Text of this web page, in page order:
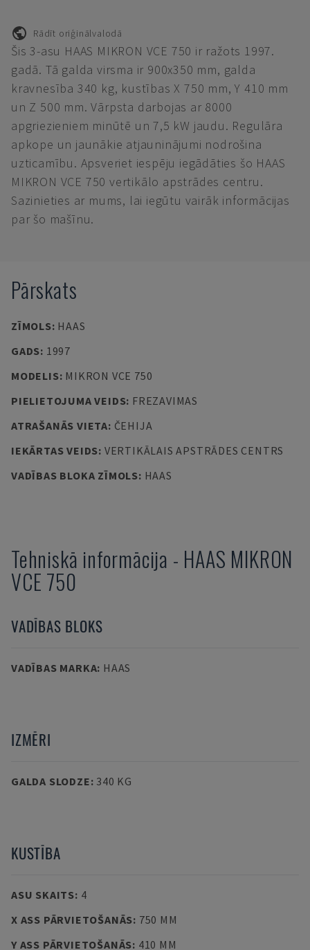
Rādīt oriģinālvalodā
Šis 3-asu HAAS MIKRON VCE 750 ir ražots 1997.
gadā. Tā galda virsma ir 900x350 mm, galda
kravnesība 340 kg, kustības X 750 mm, Y 410 mm
un Z 500 mm. Vārpsta darbojas ar 8000
apgriezieniem minūtē un 7,5 kW jaudu. Regulāra
apkope un jaunākie atjauninājumi nodrošina
uzticamību. Apsveriet iespēju iegādāties šo HAAS
MIKRON VCE 750 vertikālo apstrādes centru.
Sazinieties ar mums, lai iegūtu vairāk informācijas
par šo mašīnu.
Pārskats
ZĪMOLS: HAAS
GADS: 1997
MODELIS: MIKRON VCE 750
PIELIETOJUMA VEIDS: FREZAVIMAS
ATRAŠANĀS VIETA: ČEHIJA
IEKĀRTAS VEIDS: VERTIKĀLAIS APSTRĀDES CENTRS
VADĪBAS BLOKA ZĪMOLS: HAAS
Tehniskā informācija - HAAS MIKRON
VCE 750
VADĪBAS BLOKS
VADĪBAS MARKA: HAAS
IZMĒRI
GALDA SLODZE: 340 KG
KUSTĪBA
ASU SKAITS: 4
X ASS PĀRVIETOŠANĀS: 750 MM
Y ASS PĀRVIETOŠANĀS: 410 MM